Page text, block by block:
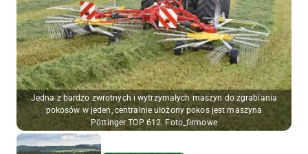
Jedna z bardzo zwrotnych i wytrzymałych maszyn do zgrabiania
pokosów w jeden, centralnie ułożony pokos jest maszyna
Pöttinger TOP 612. Foto_firmowe